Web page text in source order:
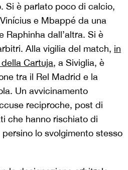
Si è parlato poco di calcio,
e Mbappé da una
Raphinha dall’altra. Si è
Alla vigilia del match, in
Cartuja, a Siviglia, è
tra il Rel Madrid e la
Un avvicinamento
reciproche, post di
che hanno rischiato di
lo svolgimento stesso